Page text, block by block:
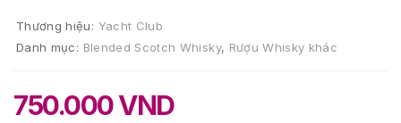
Thương hiệu: Yacht Club
Danh mục: Blended Scotch Whisky, Rượu Whisky khác
750.000VND